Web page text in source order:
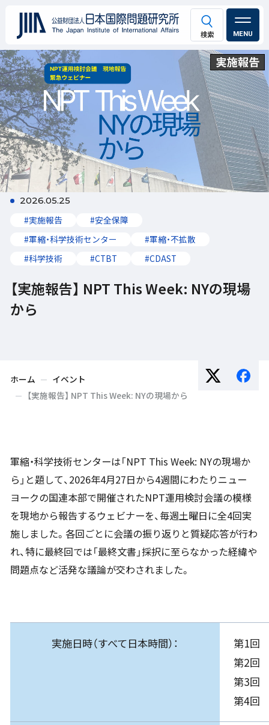
MENU
2026.05.25
#実施報告
#安全保障
#軍縮・科学技術センター
#軍縮・不拡散
#科学技術
#CTBT #CDAST
【実施報告】 NPT This Week: NYの現場
から
ホーム
イベント
【実施報告】 NPT This Week: NYの現場から
軍縮・科学技術センターは「NPT This Week: NYの現場か
ら」と題して、2026年4月27日から4週間にわたりニュー
ヨークの国連本部で開催されたNPT運用検討会議の模様
を現地から報告するウェビナーを、毎週土曜日に全4回実
施しました。各回ごとに会議の振り返りと質疑応答が行わ
れ、特に最終回では「最終文書」採択に至らなかった経緯や
問題点など活発な議論が交わされました。
実施日時（すべて日本時間）：
第1回
第2回
第3回
第4回